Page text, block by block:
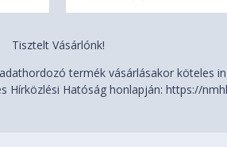
Tisztelt Vásárlónk!
termék vásárlásakor köteles
Hírközlési Hatóság honlapján: https://